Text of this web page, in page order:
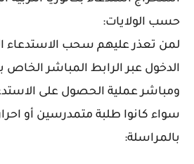
حسب الولايات:
لمن تعذر عليهم سحب
الدخول عبر الرابط المباشر الخاص
ومباشر عملية الحصول على
سواء كانوا طلبة متمدرسين أو
بالمراسلة: